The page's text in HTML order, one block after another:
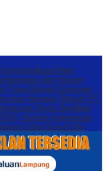
Aset
dan Kecam
Triga Rakyat Guncang
Negara Oknum PT.
Serta Sertifikat
Korban Kekerasan
Coba Bunuh Diri